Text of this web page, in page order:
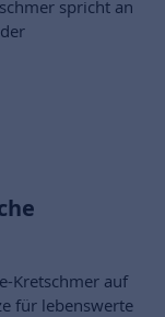
spricht an
Kretschmer auf
für lebenswerte